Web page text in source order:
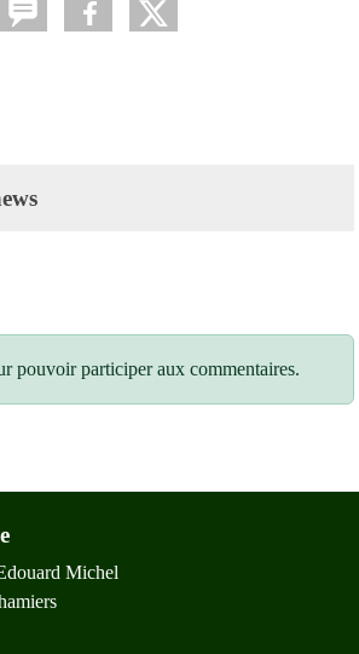
pouvoir participer aux commentaires.
Michel